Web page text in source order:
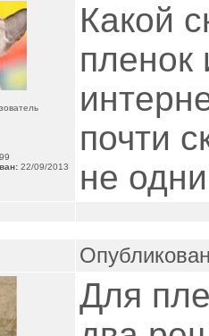
22/09/2013
Какой
пленок
почти
не
Для